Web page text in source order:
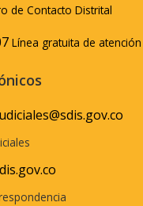
de Contacto Distrital
Línea gratuita de